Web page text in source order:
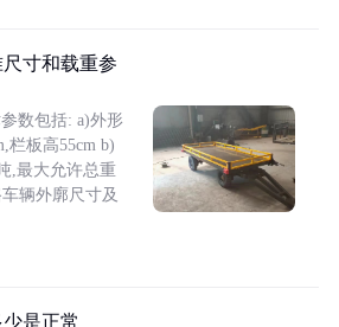
寸和载重参
数包括: a)外形
栏板高55cm b)
,最大允许总重
辆外廓尺寸及
是正常